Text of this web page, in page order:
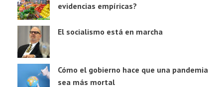
evidencias empíricas?
El socialismo está en marcha
Cómo el gobierno hace que una pandemia
sea más mortal